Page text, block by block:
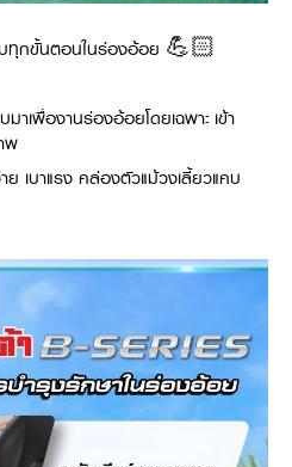
บทุกขั้นตอนในร่องอ้อย 💪🏻
เพื่องานร่องอ้อยโดยเฉพาะ เข้า
พ
เบาแรง คล่องตัวแม้วงเลี้ยวแคบ